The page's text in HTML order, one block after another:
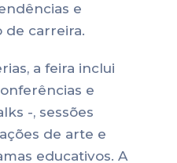
e
de carreira.
a feira inclui
e
-, sessões
de arte e
educativos. A